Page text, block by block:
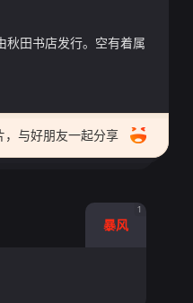
秋田书店发行。空有着属
，与好朋友一起分享
暴风
1